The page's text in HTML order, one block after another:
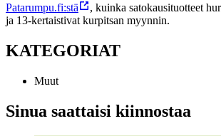
Patarumpu.fi:stä
, kuinka satokausituotteet
ja 13-kertaistivat kurpitsan myynnin.
KATEGORIAT
Muut
Sinua saattaisi kiinnostaa